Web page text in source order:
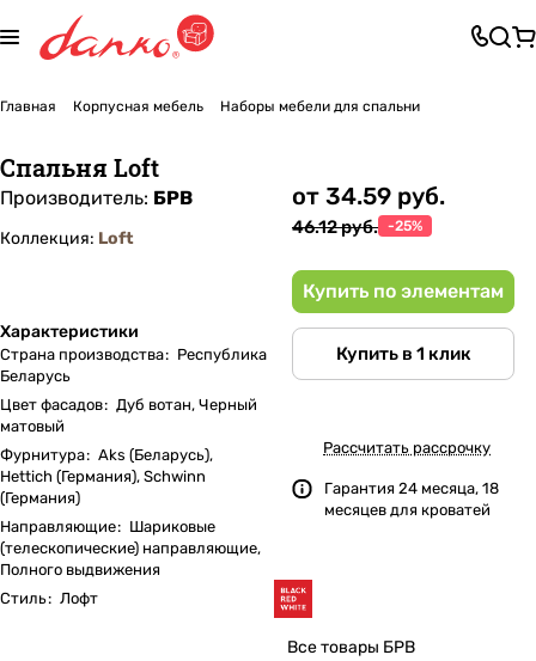
Главная Корпусная мебель Наборы мебели для спальни
Спальня Loft
Производитель: БРВ
Коллекция: Loft
Характеристики
Страна производства: Республика
Беларусь
Цвет фасадов: Дуб вотан, Черный
матовый
Фурнитура: Aks (Беларусь),
Hettich (Германия), Schwinn
(Германия)
Направляющие: Шариковые
(телескопические) направляющие,
Полного выдвижения
Стиль: Лофт
от 34.59 руб.
46.12 руб. -25%
Купить по элементам
Купить в 1 клик
Рассчитать рассрочку
Гарантия 24 месяца, 18
месяцев для кроватей
Все товары БРВ